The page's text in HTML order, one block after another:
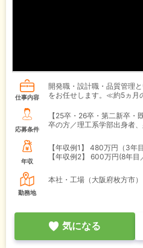
仕事内容
開発職・設計職・品質管理
をお任せします。≪約5ヵ月
応募条件
【25卒・26卒・第二新卒・
卒の方／理工系学部出身者、
年収
【年収例1】
480万円（3年
【年収例2】
600万円(8年目
勤務地
本社・工場（大阪府枚方市）
気になる